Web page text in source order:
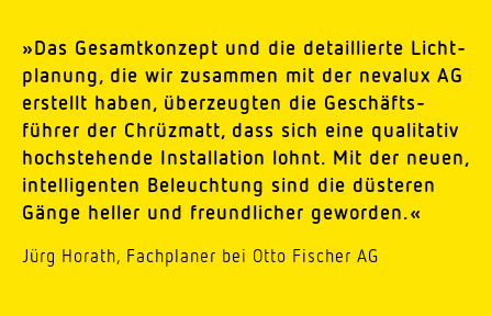
»Das Gesamt­konzept und die detail­lierte Licht­
planung, die wir zusammen mit der nevalux AG
erstellt haben, über­zeugten die Geschäfts­
führer der Chrüzmatt, dass sich eine quali­tativ
hoch­ste­hende Instal­lation lohnt. Mit der neuen,
intel­li­genten Beleuchtung sind die düsteren
Gänge heller und freund­licher geworden.«
Jürg Horath, Fach­planer bei Otto Fischer AG